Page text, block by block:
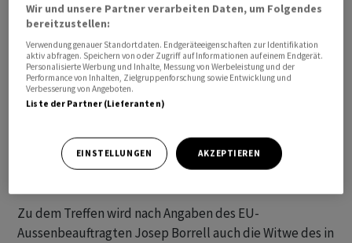
Mittelmeer geschickt worden. Es lag zuletzt in einem
Hafen auf der griechischen Insel Kreta.
Für Deutschland wird Aussenministerin Annalena
Baerbock (Grüne) zu dem Aussenministertreffen
Gazastreifen, den Krieg in der Ukraine, die Lage in
Russland sowie die jüngsten Entwicklungen in der
Sahelzone.
Zu dem Treffen wird nach Angaben des EU-
Aussenbeauftragten Josep Borrell auch die Witwe des in
Wir und unsere Partner verarbeiten Daten, um Folgendes
bereitzustellen:
Verwendung genauer Standortdaten. Endgeräteeigenschaften zur Identifikation
aktiv abfragen. Speichern von oder Zugriff auf Informationen auf einem Endgerät.
Personalisierte Werbung und Inhalte, Messung von Werbeleistung und der
Performance von Inhalten, Zielgruppenforschung sowie Entwicklung und
Verbesserung von Angeboten.
Liste der Partner (Lieferanten)
EINSTELLUNGEN AKZEPTIEREN